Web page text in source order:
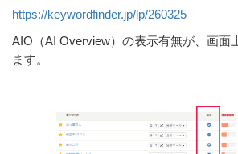
https://keywordfinder.jp/lp/260325
AIO（AI Overview）の表示有無が、画面
ます。